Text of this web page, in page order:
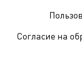
Согласие на